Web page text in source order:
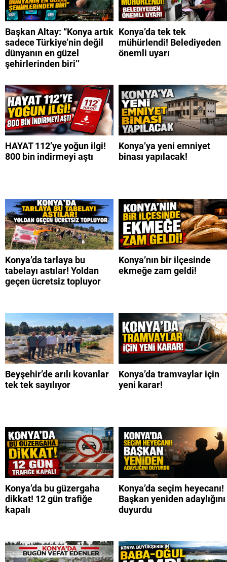
Başkan Altay: “Konya artık
sadece Türkiye’nin değil
dünyanın en güzel
şehirlerinden biri’’
Konya’da tek tek
mühürlendi! Belediyeden
önemli uyarı
HAYAT 112’ye yoğun ilgi!
800 bin indirmeyi aştı
Konya’ya yeni emniyet
binası yapılacak!
Konya’da tarlaya bu
tabelayı astılar! Yoldan
geçen ücretsiz topluyor
Konya’nın bir ilçesinde
ekmeğe zam geldi!
Beyşehir’de arılı kovanlar
tek tek sayılıyor
Konya’da tramvaylar için
yeni karar!
Konya’da bu güzergaha
dikkat! 12 gün trafiğe
kapalı
Konya’da seçim heyecanı!
Başkan yeniden adaylığını
duyurdu